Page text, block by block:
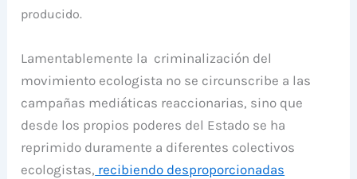
producido.
Lamentablemente la criminalización del
movimiento ecologista no se circunscribe a las
campañas mediáticas reaccionarias, sino que
desde los propios poderes del Estado se ha
reprimido duramente a diferentes colectivos
ecologistas, recibiendo desproporcionadas